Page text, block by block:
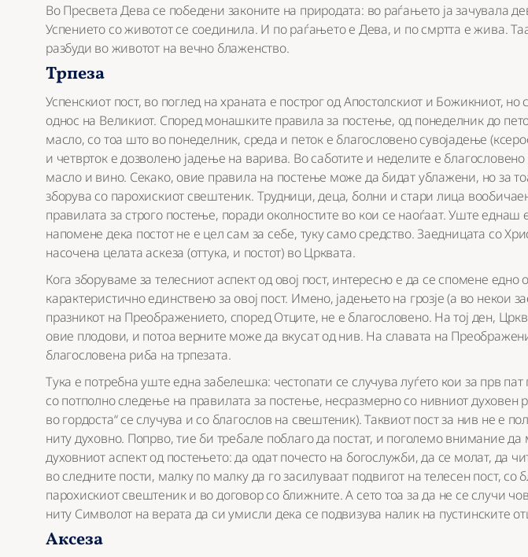
Во Пресвета Дева се победени законите на природата: во раѓањето ја зачувала
Успението со животот се соединила. И по раѓањето е Дева, и по смртта е жива.
разбуди во животот на вечно блаженство.
Трпеза
Успенскиот пост, во поглед на храната е построг од Апостолскиот и Божикниот, но
однос на Великиот. Според монашките правила за постење, од понеделник до
масло, со тоа што во понеделник, среда и петок е благословено сувојадење
и четврток е дозволено јадење на варива. Во саботите и неделите е благословено
масло и вино. Секако, овие правила на постење може да бидат ублажени, но за
зборува со парохискиот свештеник. Трудници, деца, болни и стари лица
правилата за строго постење, поради околностите во кои се наоѓаат. Уште еднаш
напомене дека постот не е цел сам за себе, туку само средство. Заедницата со
насочена целата аскеза (оттука, и постот) во Црквата.
Кога зборуваме за телесниот аспект од овој пост, интересно е да се спомене едно
карактеристично единствено за овој пост. Имено, јадењето на грозје (а во некои
празникот на Преображението, според Отците, не е благословено. На тој ден,
овие плодови, и потоа верните може да вкусат од нив. На славата на
благословена риба на трпезата.
Тука е потребна уште една забелешка: честопати се случува луѓето кои за прв пат
со потполно следење на правилата за постење, несразмерно со нивниот духовен
во гордоста“ се случува и со благослов на свештеник). Таквиот пост за нив не е
ниту духовно. Попрво, тие би требале поблаго да постат, и поголемо внимание да
духовниот аспект од постењето: да одат почесто на богослужби, да се молат, да
во следните пости, малку по малку да го засилуваат подвигот на телесен пост, со
парохискиот свештеник и во договор со ближните. А сето тоа за да не се случи
ниту Символот на верата да си умисли дека се подвизува налик на пустинските
Аксеза